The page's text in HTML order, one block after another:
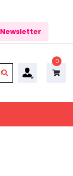
Newsletter
0